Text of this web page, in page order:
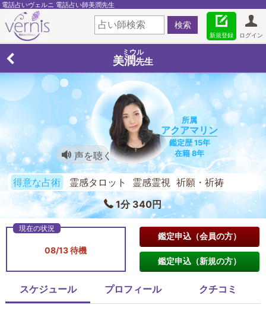
電話占いヴェルニ 電話占い師美潤先生
ログイン
新規登録
ミウル
美潤先生
所属
アクアマリン
鑑定歴 15年
在籍 8年
声を聴く
得意な占術
霊感タロット 霊感霊視 祈願・祈祷
1分 340円
08/13 待機
鑑定申込（会員の方）
鑑定申込（新規の方）
スケジュール プロフィール クチコミ